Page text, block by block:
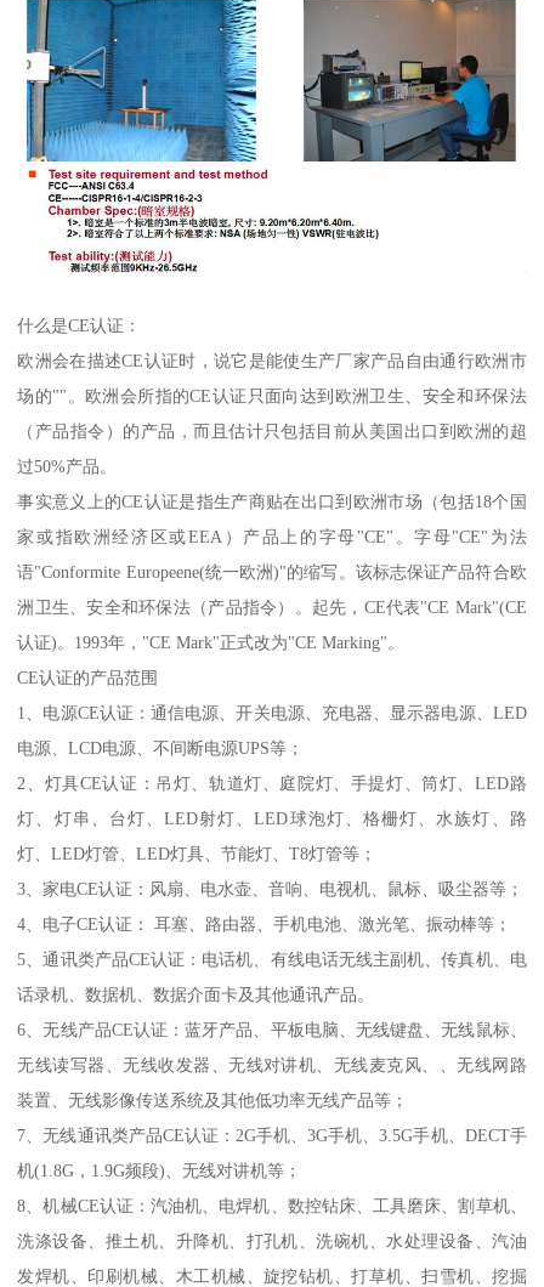
什么是CE认证：
欧洲会在描述CE认证时，说它是能使生产厂家产品自由通行欧洲市
场的""。欧洲会所指的CE认证只面向达到欧洲卫生、安全和环保法
（产品指令）的产品，而且估计只包括目前从美国出口到欧洲的超
过50%产品。
事实意义上的CE认证是指生产商贴在出口到欧洲市场（包括18个国
家或指欧洲经济区或EEA）产品上的字母"CE"。字母"CE"为法
语"Conformite Europeene(统一欧洲)"的缩写。该标志保证产品符合欧
洲卫生、安全和环保法（产品指令）。起先，CE代表"CE Mark"(CE
认证)。1993年，"CE Mark"正式改为"CE Marking"。
CE认证的产品范围
1、电源CE认证：通信电源、开关电源、充电器、显示器电源、LED
电源、LCD电源、不间断电源UPS等；
2、灯具CE认证：吊灯、轨道灯、庭院灯、手提灯、筒灯、LED路
灯、灯串、台灯、LED射灯、LED球泡灯、格栅灯、水族灯、路
灯、LED灯管、LED灯具、节能灯、T8灯管等；
3、家电CE认证：风扇、电水壶、音响、电视机、鼠标、吸尘器等；
4、电子CE认证： 耳塞、路由器、手机电池、激光笔、振动棒等；
5、通讯类产品CE认证：电话机、有线电话无线主副机、传真机、电
话录机、数据机、数据介面卡及其他通讯产品。
6、无线产品CE认证：蓝牙产品、平板电脑、无线键盘、无线鼠标、
无线读写器、无线收发器、无线对讲机、无线麦克风、、无线网路
装置、无线影像传送系统及其他低功率无线产品等；
7、无线通讯类产品CE认证：2G手机、3G手机、3.5G手机、DECT手
机(1.8G，1.9G频段)、无线对讲机等；
8、机械CE认证：汽油机、电焊机、数控钻床、工具磨床、割草机、
洗涤设备、推土机、升降机、打孔机、洗碗机、水处理设备、汽油
发焊机、印刷机械、木工机械、旋挖钻机、打草机、扫雪机、挖掘